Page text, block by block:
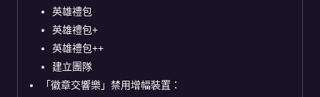
英雄禮包
英雄禮包+
英雄禮包++
建立團隊
「徽章交響樂」禁用增幅裝置：